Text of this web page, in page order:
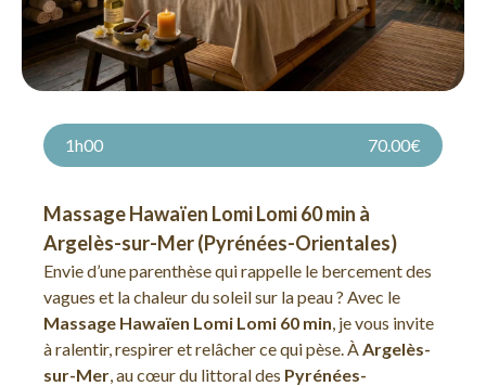
1h00 70.00€
Massage Hawaïen Lomi Lomi 60 min à
Argelès-sur-Mer (Pyrénées-Orientales)
Envie d’une parenthèse qui rappelle le bercement des
vagues et la chaleur du soleil sur la peau ? Avec le
Massage Hawaïen Lomi Lomi 60 min, je vous invite
à ralentir, respirer et relâcher ce qui pèse. ÀArgelès-
sur-Mer, au cœur du littoral des Pyrénées-